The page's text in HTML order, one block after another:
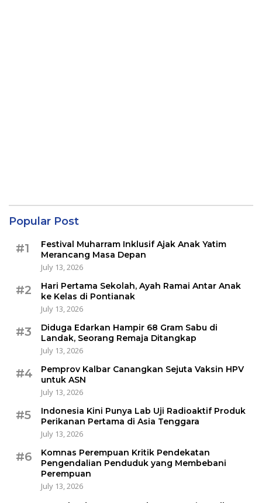
Popular Post
#1
Festival Muharram Inklusif Ajak Anak Yatim
Merancang Masa Depan
July 13, 2026
#2
Hari Pertama Sekolah, Ayah Ramai Antar Anak
ke Kelas di Pontianak
July 13, 2026
#3
Diduga Edarkan Hampir 68 Gram Sabu di
Landak, Seorang Remaja Ditangkap
July 13, 2026
#4
Pemprov Kalbar Canangkan Sejuta Vaksin HPV
untuk ASN
July 13, 2026
#5
Indonesia Kini Punya Lab Uji Radioaktif Produk
Perikanan Pertama di Asia Tenggara
July 13, 2026
#6
Komnas Perempuan Kritik Pendekatan
Pengendalian Penduduk yang Membebani
Perempuan
July 13, 2026